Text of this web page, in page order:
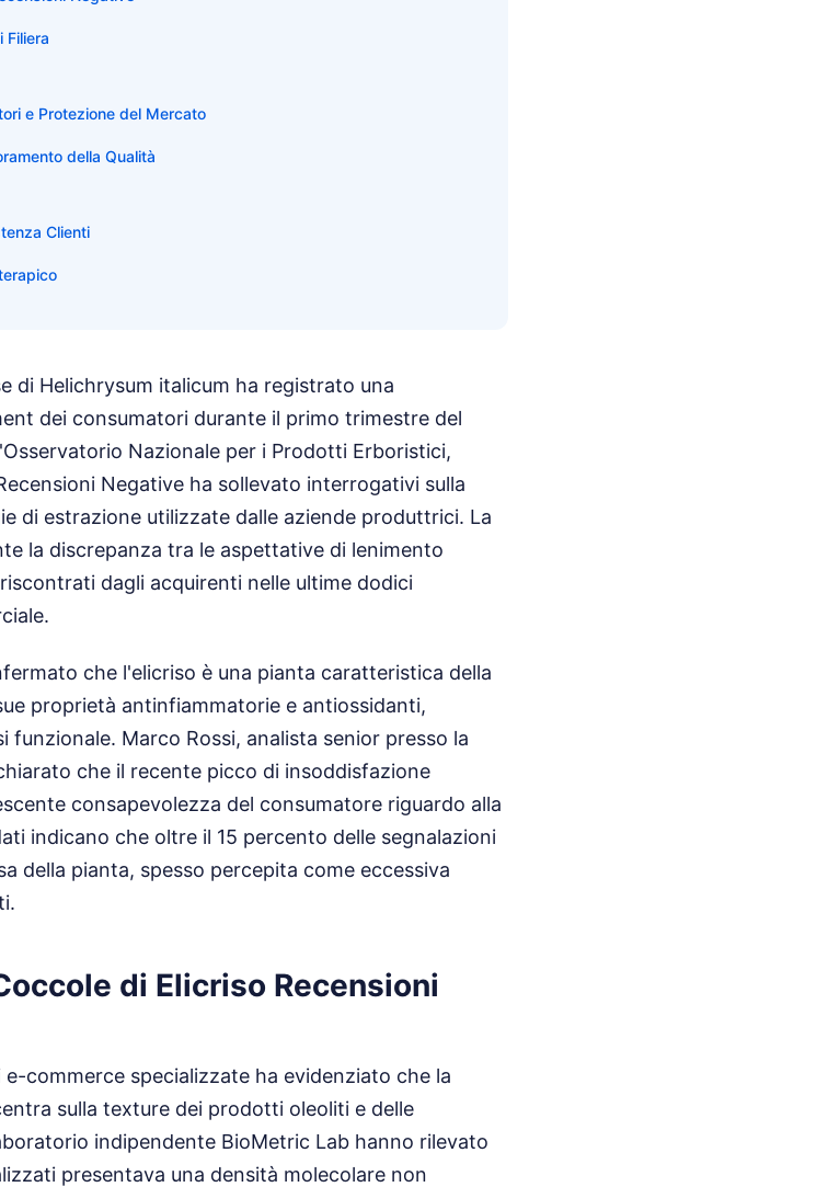
Filiera
e Protezione del Mercato
della Qualità
Clienti
di Helichrysum italicum ha registrato una
dei consumatori durante il primo trimestre del
Nazionale per i Prodotti Erboristici,
Negative ha sollevato interrogativi sulla
di estrazione utilizzate dalle aziende produttrici. La
la discrepanza tra le aspettative di lenimento
dagli acquirenti nelle ultime dodici
che l'elicriso è una pianta caratteristica della
proprietà antinfiammatorie e antiossidanti,
funzionale. Marco Rossi, analista senior presso la
che il recente picco di insoddisfazione
consapevolezza del consumatore riguardo alla
indicano che oltre il 15 percento delle segnalazioni
della pianta, spesso percepita come eccessiva
di Elicriso Recensioni
commerce specializzate ha evidenziato che la
sulla texture dei prodotti oleoliti e delle
indipendente BioMetric Lab hanno rilevato
presentava una densità molecolare non